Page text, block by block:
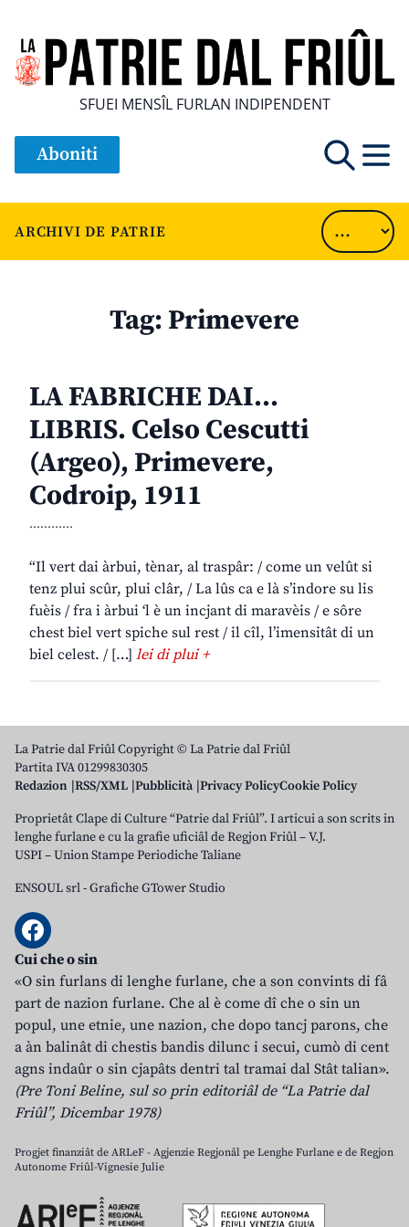
SFUEI MENSÎL FURLAN INDIPENDENT
Aboniti
ARCHIVI DE PATRIE
Tag: Primevere
LA FABRICHE DAI…
LIBRIS. Celso Cescutti
(Argeo), Primevere,
Codroip, 1911
............
“Il vert dai àrbui, tènar, al traspâr: / come un velût si
tenz plui scûr, plui clâr, / La lûs ca e là s’indore su lis
fuèis / fra i àrbui ‘l è un incjant di maravèis / e sôre
chest biel vert spiche sul rest / il cîl, l’imensitât di un
biel celest. / […] lei di plui +
La Patrie dal Friûl Copyright © La Patrie dal Friûl
Partita IVA 01299830305
Redazion RSS/XML Pubblicità Privacy PolicyCookie Policy
Proprietât Clape di Culture “Patrie dal Friûl”. I articui a son scrits in
lenghe furlane e cu la grafie uficiâl de Regjon Friûl – V.J.
USPI – Union Stampe Periodiche Taliane
ENSOUL srl-Grafiche GTower Studio
Cui che o sin
«O sin furlans di lenghe furlane, che a son convints di fâ
part de nazion furlane. Che al è come dî che o sin un
popul, une etnie, une nazion, che dopo tancj parons, che
a àn balinât di chestis bandis dilunc i secui, cumò di cent
agns indaûr o sin cjapâts dentri tal tramai dal Stât talian».
(Pre Toni Beline, sul so prin editoriâl de “La Patrie dal
Friûl”, Dicembar 1978)
Progjet finanziât de ARLeF - Agjenzie Regjonâl pe Lenghe Furlane e de Regjon
Autonome Friûl-Vignesie Julie